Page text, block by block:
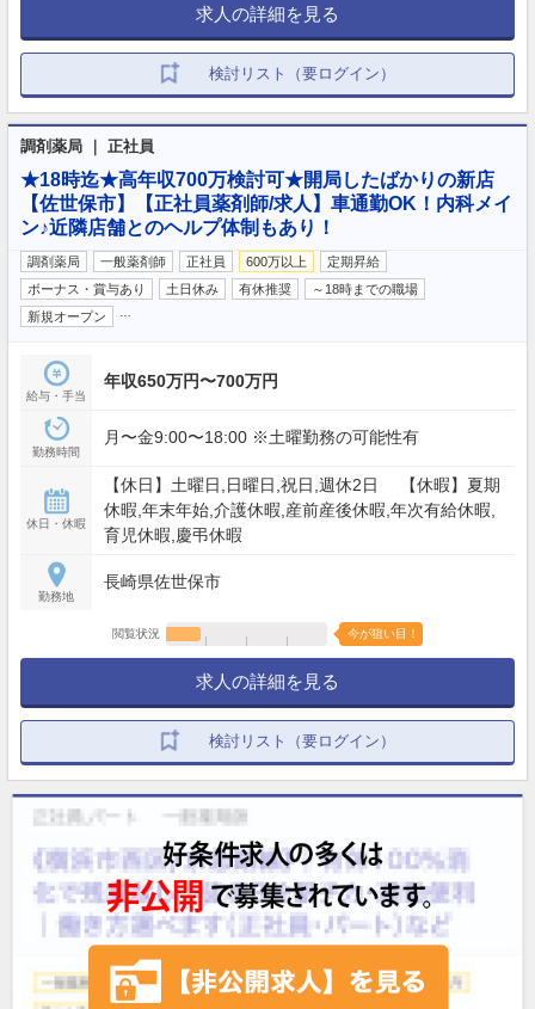
求人の詳細を見る
検討リスト（要ログイン）
調剤薬局 ｜ 正社員
★18時迄★高年収700万検討可★開局したばかりの新店
【佐世保市】【正社員薬剤師/求人】車通勤OK！内科メイ
ン♪近隣店舗とのヘルプ体制もあり！
調剤薬局 一般薬剤師 正社員 600万以上
定期昇給
ボーナス・賞与あり
土日休み 有休推奨
～18時までの職場
新規オープン
給与・手当
年収650万円〜700万円
勤務時間
月〜金9:00〜18:00 ※土曜勤務の可能性有
休日・休暇
【休日】土曜日,日曜日,祝日,週休2日 【休暇】夏期
休暇,年末年始,介護休暇,産前産後休暇,年次有給休暇,
育児休暇,慶弔休暇
勤務地
長崎県佐世保市
閲覧状況 今が狙い目！
求人の詳細を見る
検討リスト（要ログイン）